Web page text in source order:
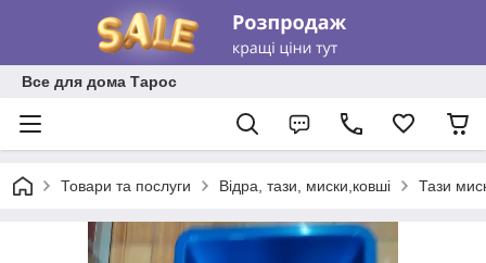
Все для дома Тарос
Товари та послуги Відра, тази, миски,ковші Тази